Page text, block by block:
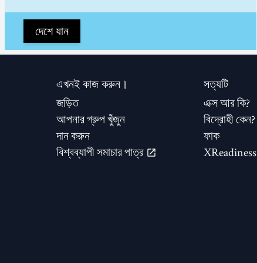
দেশে যান
এখনই কাজ করুন।
জড়িত
আপনার গ্রুপ খুঁজুন
দান করুন
বিশ্বব্যাপী সমাচার পাত্র
সত্যটি
এক্স আর কি?
বিদ্রোহী কেন?
ফাক
XReadiness